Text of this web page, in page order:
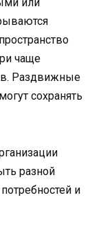
или
чаще
Раздвижные
сохранять
разной
и